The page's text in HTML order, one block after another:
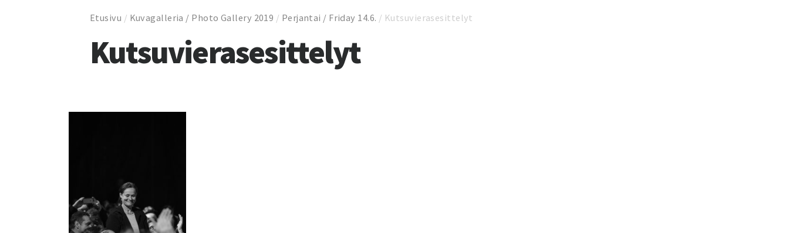
Etusivu / Kuvagalleria / Photo Gallery 2019 / Perjantai / Friday 14.6. / Kutsuvierasesittelyt
Kutsuvierasesittelyt